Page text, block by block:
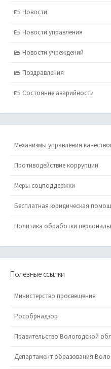
Новости
Новости управления
Новости учреждений
Поздравления
Состояние аварийности
Механизмы управления
Противодействие коррупции
Меры соцподдержки
Бесплатная юридическая
Политика обработки
Полезные ссылки
Министерство просвещения
Рособрнадзор
Правительство Вологодской
Департамент образования